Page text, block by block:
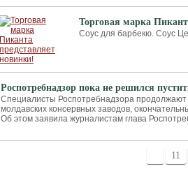
Торговая марка
Соус для барбекю. Соус
Роспотребнадзор пока не решился
Специалисты Роспотребнадзора
молдавских консервных заводов,
Об этом заявила журналистам глава
11